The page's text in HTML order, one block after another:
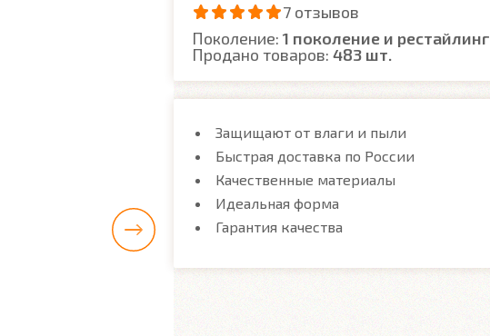
7 отзывов
Поколение: 1 поколение и рестайлинг
Продано товаров: 483 шт.
Защищают от влаги и пыли
Быстрая доставка по России
Качественные материалы
Идеальная форма
Гарантия качества